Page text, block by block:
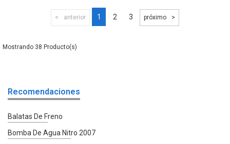
anterior 1 2 3 próximo
38
Recomendaciones
Balatas De Freno
Bomba De Agua Nitro 2007